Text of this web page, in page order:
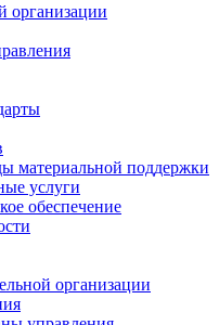
организации
материальной поддержки
услуги
обеспечение
организации